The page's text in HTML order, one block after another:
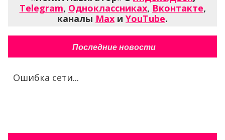
Telegram, Одноклассниках, Вконтакте,
каналы Max и YouTube.
Последние новости
Ошибка сети...